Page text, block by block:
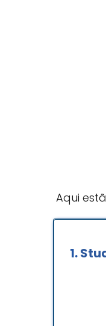
Aqui
1.